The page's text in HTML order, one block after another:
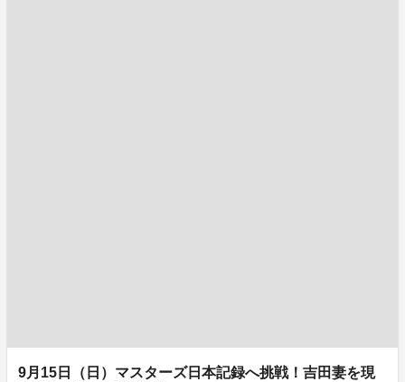
9月15日（日）マスターズ日本記録へ挑戦！吉田妻を現